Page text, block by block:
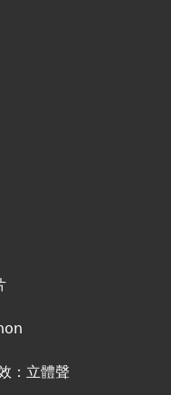
：立體聲